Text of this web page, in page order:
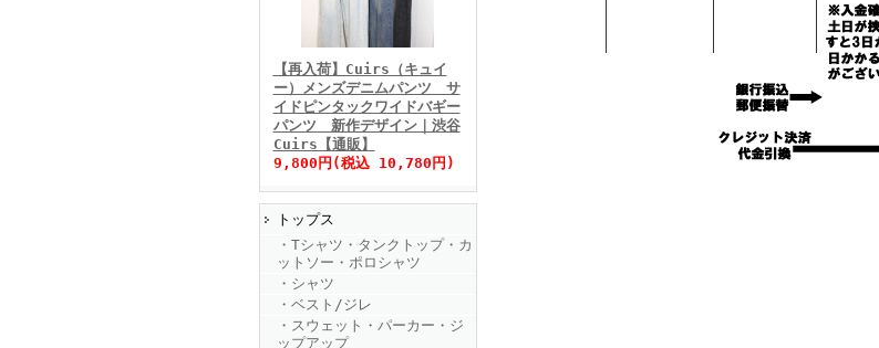
FINEBOYS2025年11月号
FINEBOYS2025年10月号
【再入荷】Cuirs（キュイ
ー）メンズデニムパンツ サ
イドピンタックワイドバギー
パンツ 新作デザイン｜渋谷
Cuirs【通販】
9,800円(税込 10,780円)
トップス
・Tシャツ・タンクトップ・カ
ットソー・ポロシャツ
・シャツ
・ベスト/ジレ
・スウェット・パーカー・ジ
ップアップ